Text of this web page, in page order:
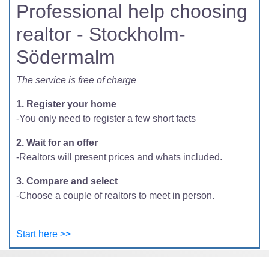
Professional help choosing
realtor - Stockholm-
Södermalm
The service is free of charge
1. Register your home
-You only need to register a few short facts
2. Wait for an offer
-Realtors will present prices and whats included.
3. Compare and select
-Choose a couple of realtors to meet in person.
Start here >>